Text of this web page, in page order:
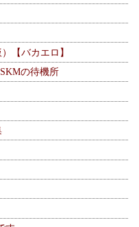
【バカエロ】
の待機所